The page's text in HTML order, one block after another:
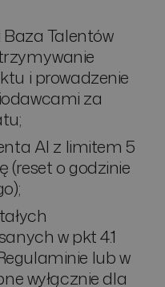
Talentów
i prowadzenie
za
AI z limitem 5
(reset o godzinie
w pkt 4.1
lub w
wyłącznie dla